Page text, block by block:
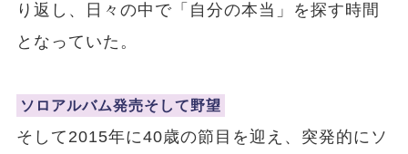
り返し、日々の中で「自分の本当」を探す時間
となっていた。
ソロアルバム発売そして野望
そして2015年に40歳の節目を迎え、突発的にソ